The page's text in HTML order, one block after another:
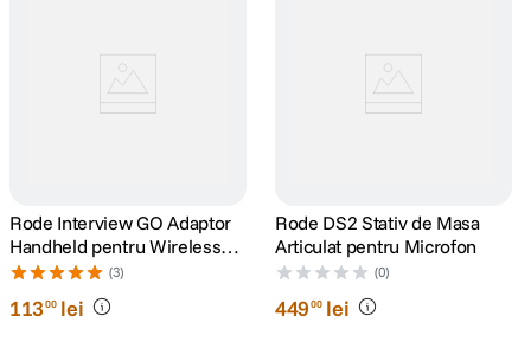
canon sx740 hs
8 sony fx
9. dji mic mini
Rode Interview GO Adaptor
Handheld pentru Wireless
GO
(3)
11300 lei
Rode DS2 Stativ de Masa
Articulat pentru Microfon
(0)
44900 lei